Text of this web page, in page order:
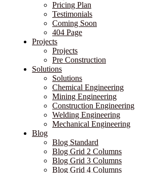
Pricing Plan
Testimonials
Coming Soon
404 Page
Projects
Projects
Pre Construction
Solutions
Solutions
Chemical Engineering
Mining Engineering
Construction Engineering
Welding Engineering
Mechanical Engineering
Blog
Blog Standard
Blog Grid 2 Columns
Blog Grid 3 Columns
Blog Grid 4 Columns